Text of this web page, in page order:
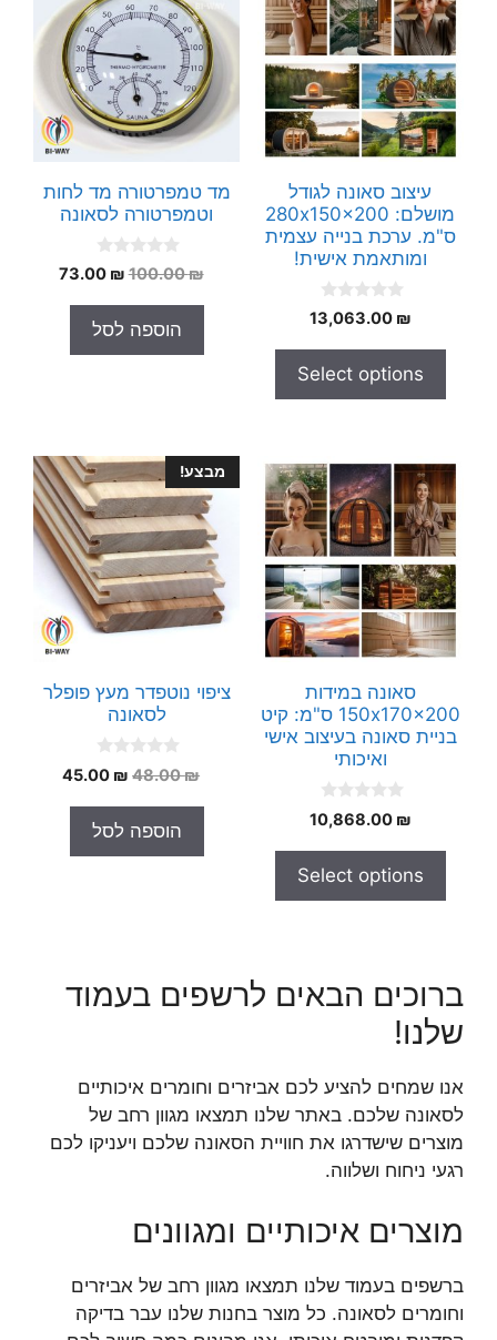
עיצוב סאונה לגודל
מושלם: 280x150x200
ס"מ. ערכת בנייה עצמית
ומותאמת אישית!
0
o
o
5
13,063.00 ₪
Select options
מד טמפרטורה מד לחות
וטמפרטורה לסאונה
0
o
o
5
100.00₪
המחיר
היה:
100.00 ₪.
73.00 ₪
המחיר
הוספה לסל
סאונה במידות
150x170x200 ס"מ: קיט
בניית סאונה בעיצוב אישי
ואיכותי
0
o
o
5
10,868.00 ₪
Select options
מבצע!
ציפוי נוטפדר מעץ פופלר
לסאונה
0
o
o
5
48.00₪
המחיר
היה:
48.00 ₪.
45.00 ₪
המחיר
הוספה לסל
ברוכים הבאים לרשפים בעמוד
שלנו!
אנו שמחים להציע לכם אביזרים וחומרים איכותיים
לסאונה שלכם. באתר שלנו תמצאו מגוון רחב של
מוצרים שישדרגו את חוויית הסאונה שלכם ויעניקו לכם
רגעי ניחוח ושלווה.
מוצרים איכותיים ומגוונים
ברשפים בעמוד שלנו תמצאו מגוון רחב של אביזרים
וחומרים לסאונה. כל מוצר בחנות שלנו עבר בדיקה